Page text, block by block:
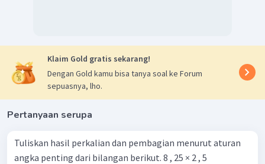
Klaim Gold gratis sekarang!
Dengan Gold kamu bisa tanya soal ke Forum
sepuasnya, lho.
Pertanyaan serupa
Tuliskan hasil perkalian dan pembagian menurut aturan
angka penting dari bilangan berikut. 8 , 25 × 2 , 5